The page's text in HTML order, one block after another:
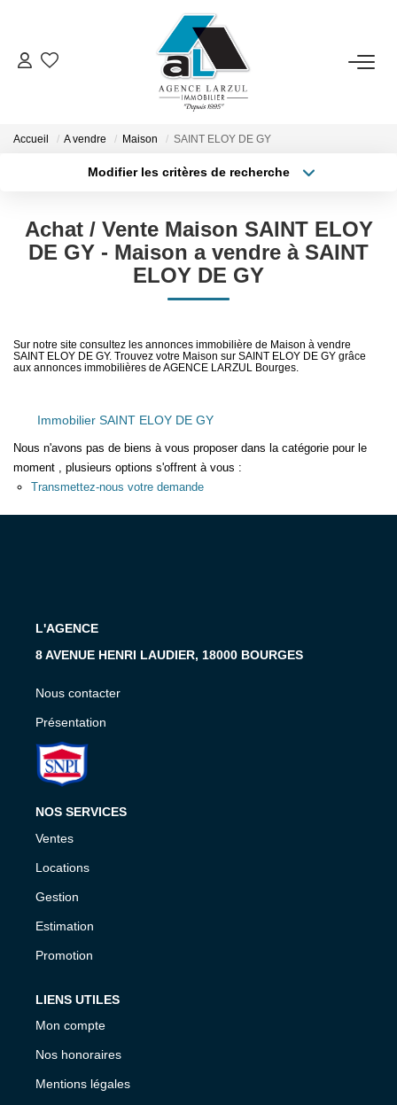
VENTES
LOCATIONS
ESTIMATION
PROMOTION
NOTRE AGENCE
Nous Contacter
Nos Actualités
Avis Clients
Accueil A vendre Maison SAINT ELOY DE GY
Modifier les critères de recherche
Sélectionnez...
Type de bien
Surface min
Achat / Vente Maison SAINT ELOY
DE GY - Maison a vendre à SAINT
ELOY DE GY
Sur notre site consultez les annonces immobilière de Maison à vendre
SAINT ELOY DE GY. Trouvez votre Maison sur SAINT ELOY DE GY grâce
aux annonces immobilières de AGENCE LARZUL Bourges.
Immobilier SAINT ELOY DE GY
Nous n'avons pas de biens à vous proposer dans la catégorie pour le
moment , plusieurs options s'offrent à vous :
Transmettez-nous votre demande
L'AGENCE
8 AVENUE HENRI LAUDIER, 18000 BOURGES
Nous contacter
Présentation
NOS SERVICES
Ventes
Locations
Gestion
Estimation
Promotion
LIENS UTILES
Mon compte
Nos honoraires
Mentions légales